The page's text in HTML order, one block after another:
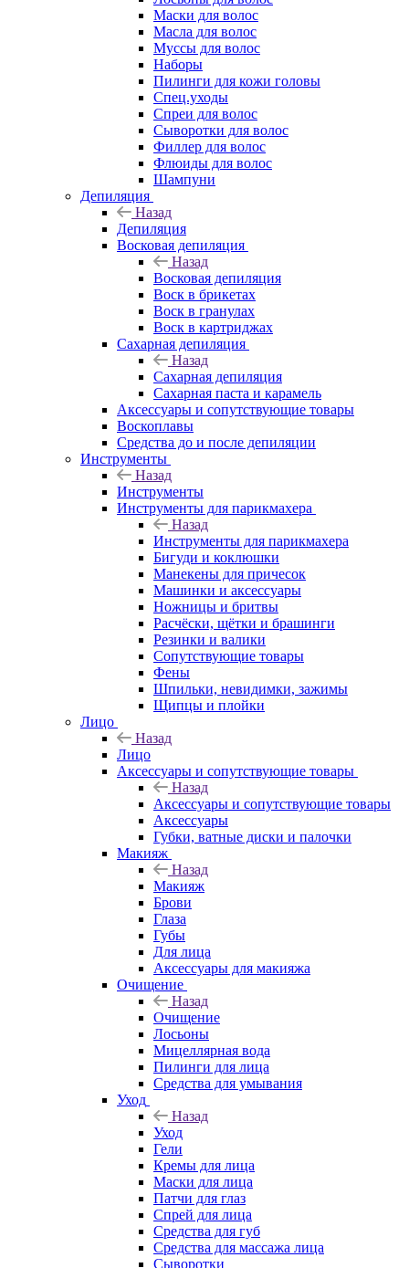
Маски для волос
Масла для волос
Муссы для волос
Наборы
Пилинги для кожи головы
Спец.уходы
Спреи для волос
Сыворотки для волос
Филлер для волос
Флюиды для волос
Шампуни
Депиляция
Назад
Депиляция
Восковая депиляция
Назад
Восковая депиляция
Воск в брикетах
Воск в гранулах
Воск в картриджах
Сахарная депиляция
Назад
Сахарная депиляция
Сахарная паста и карамель
Аксессуары и сопутствующие товары
Воскоплавы
Средства до и после депиляции
Инструменты
Назад
Инструменты
Инструменты для парикмахера
Назад
Инструменты для парикмахера
Бигуди и коклюшки
Манекены для причесок
Машинки и аксессуары
Ножницы и бритвы
Расчёски, щётки и брашинги
Резинки и валики
Сопутствующие товары
Фены
Шпильки, невидимки, зажимы
Щипцы и плойки
Лицо
Назад
Лицо
Аксессуары и сопутствующие товары
Назад
Аксессуары и сопутствующие товары
Аксессуары
Губки, ватные диски и палочки
Макияж
Назад
Макияж
Брови
Глаза
Губы
Для лица
Аксессуары для макияжа
Очищение
Назад
Очищение
Лосьоны
Мицеллярная вода
Пилинги для лица
Средства для умывания
Уход
Назад
Уход
Гели
Кремы для лица
Маски для лица
Патчи для глаз
Спрей для лица
Средства для губ
Средства для массажа лица
Сыворотки